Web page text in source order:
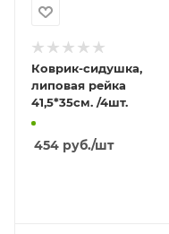
Коврик-сидушка,
липовая рейка
41,5*35см. /4шт.
454 руб./шт